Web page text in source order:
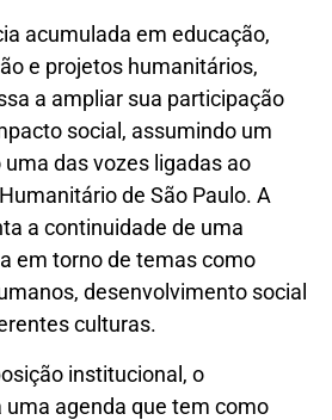
acumulada em educação,
e projetos humanitários,
a ampliar sua participação
social, assumindo um
das vozes ligadas ao
de São Paulo. A
a continuidade de uma
em torno de temas como
desenvolvimento social
culturas.
institucional, o
agenda que tem como